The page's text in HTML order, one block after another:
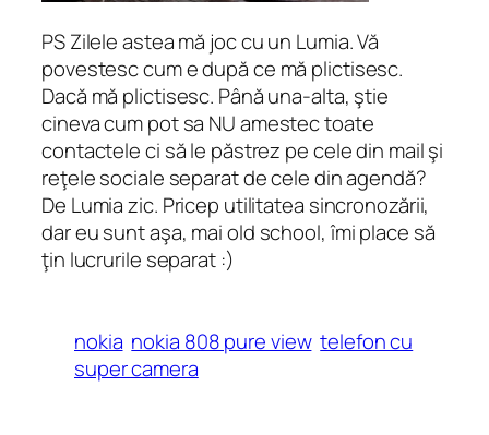
PS Zilele astea mă joc cu un Lumia. Vă
povestesc cum e după ce mă plictisesc.
Dacă mă plictisesc. Până una-alta, ştie
cineva cum pot sa NU amestec toate
contactele ci să le păstrez pe cele din mail şi
reţele sociale separat de cele din agendă?
De Lumia zic. Pricep utilitatea sincronozării,
dar eu sunt aşa, maiold school, îmi place să
ţin lucrurile separat :)
nokia nokia 808 pure view telefon cu
super camera